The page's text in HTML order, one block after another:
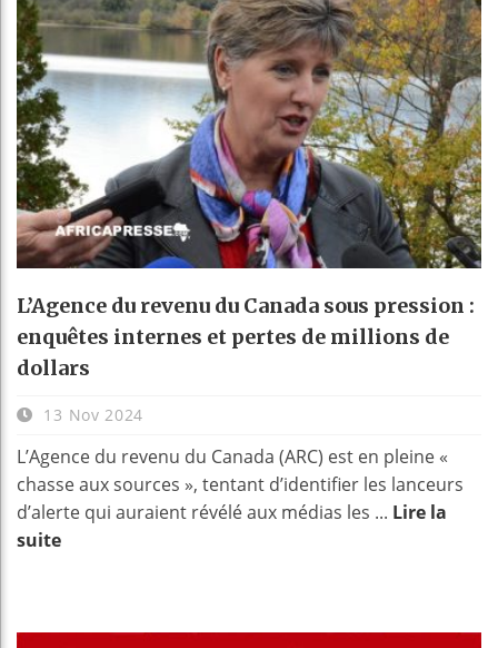
L’Agence du revenu du Canada sous pression :
enquêtes internes et pertes de millions de
dollars
13 Nov 2024
L’Agence du revenu du Canada (ARC) est en pleine «
chasse aux sources », tentant d’identifier les lanceurs
d’alerte qui auraient révélé aux médias les ... Lire la
suite